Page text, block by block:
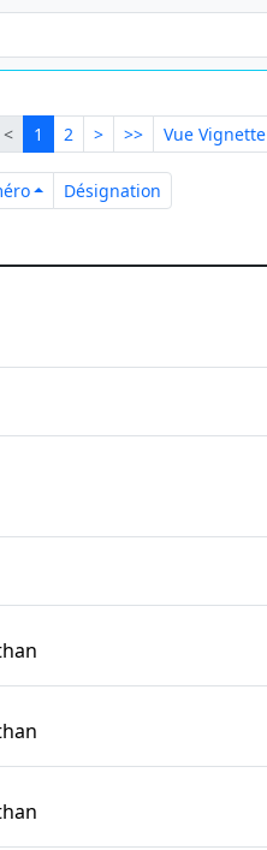
<Précédente
1 Courante
2 >Suivante
>>Dernière
Vue Vignette
NuméroDésignation